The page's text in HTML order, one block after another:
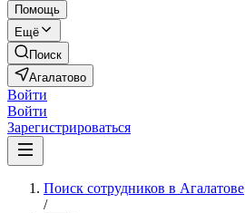
Помощь
Ещё
Поиск
Агалатово
Войти
Войти
Зарегистрироваться
Поиск сотрудников в Агалатове
/